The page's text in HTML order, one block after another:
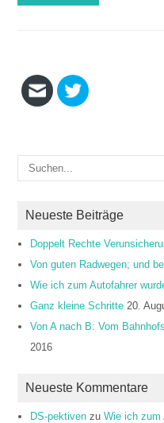
Neueste Beiträge
Doppelt Rechte
Von guten Radwegen; und
Wie ich zum Autofahrer
Ganz kleine Schritte 20.
Von A nach B: Vom
2016
Neueste Kommentare
DS-pektiven zuWie ich zum